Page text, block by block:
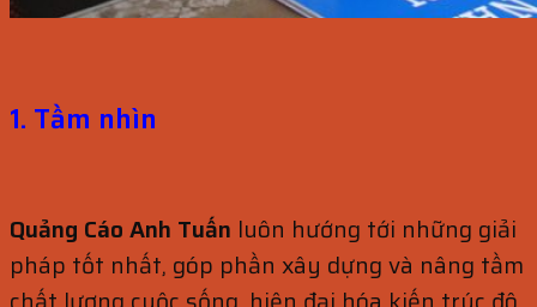
1. Tầm nhìn
Quảng Cáo Anh Tuấn luôn hướng tới những giải
pháp tốt nhất, góp phần xây dựng và nâng tầm